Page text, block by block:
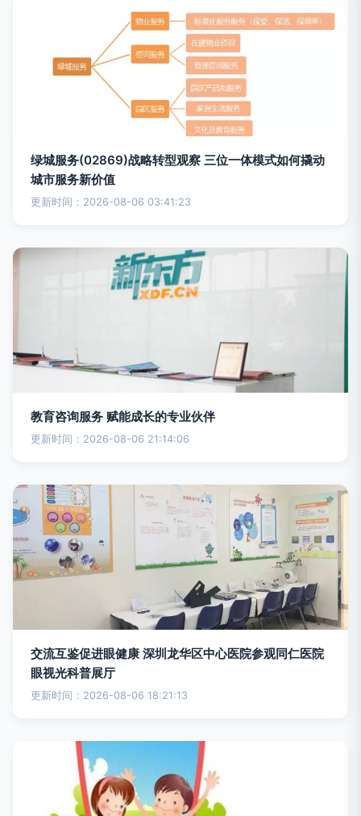
绿城服务(02869)战略转型观察 三位一体模式如何撬动
城市服务新价值
更新时间：2026-08-06 03:41:23
教育咨询服务 赋能成长的专业伙伴
更新时间：2026-08-06 21:14:06
交流互鉴促进眼健康 深圳龙华区中心医院参观同仁医院
眼视光科普展厅
更新时间：2026-08-06 18:21:13